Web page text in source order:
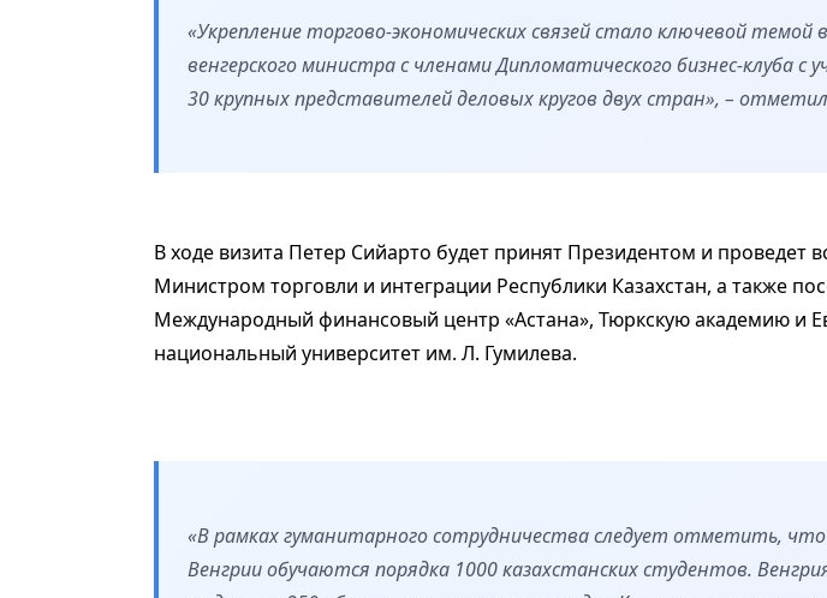
«Укрепление торгово-экономических связей стало ключевой темой
венгерского министра с членами Дипломатического бизнес-клуба с
30 крупных представителей деловых кругов двух стран», –
В ходе визита Петер Сийарто будет принят Президентом и проведет
Министром торговли и интеграции Республики Казахстан, а также
Международный финансовый центр «Астана», Тюркскую академию и
национальный университет им. Л. Гумилева.
«В рамках гуманитарного сотрудничества следует отметить, что
Венгрии обучаются порядка 1000 казахстанских студентов.